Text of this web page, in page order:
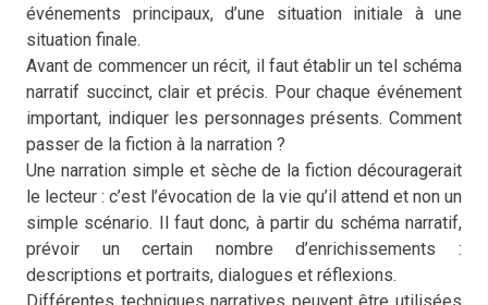
événements principaux, d’une situation initiale à une
situation finale.
Avant de commencer un récit, il faut établir un tel schéma
narratif succinct, clair et précis. Pour chaque événement
important, indiquer les personnages présents. Comment
passer de la fiction à la narration ?
Une narration simple et sèche de la fiction découragerait
le lecteur : c’est l’évocation de la vie qu’il attend et non un
simple scénario. Il faut donc, à partir du schéma narratif,
prévoir un certain nombre d’enrichissements :
descriptions et portraits, dialogues et réflexions.